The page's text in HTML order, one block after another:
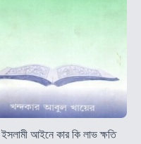
ইসলামী আইনে কার কি লাভ ক্ষতি